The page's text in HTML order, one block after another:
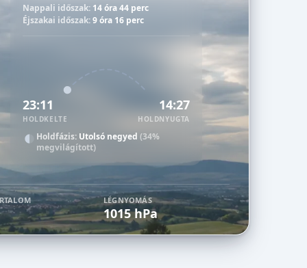
Nappali időszak: 14 óra 44 perc
Éjszakai időszak:9 óra 16 perc
23:11
HOLDKELTE
14:27
HOLDNYUGTA
Holdfázis: Utolsó negyed (34%
megvilágított)
LÉGNYOMÁS
1015 hPa